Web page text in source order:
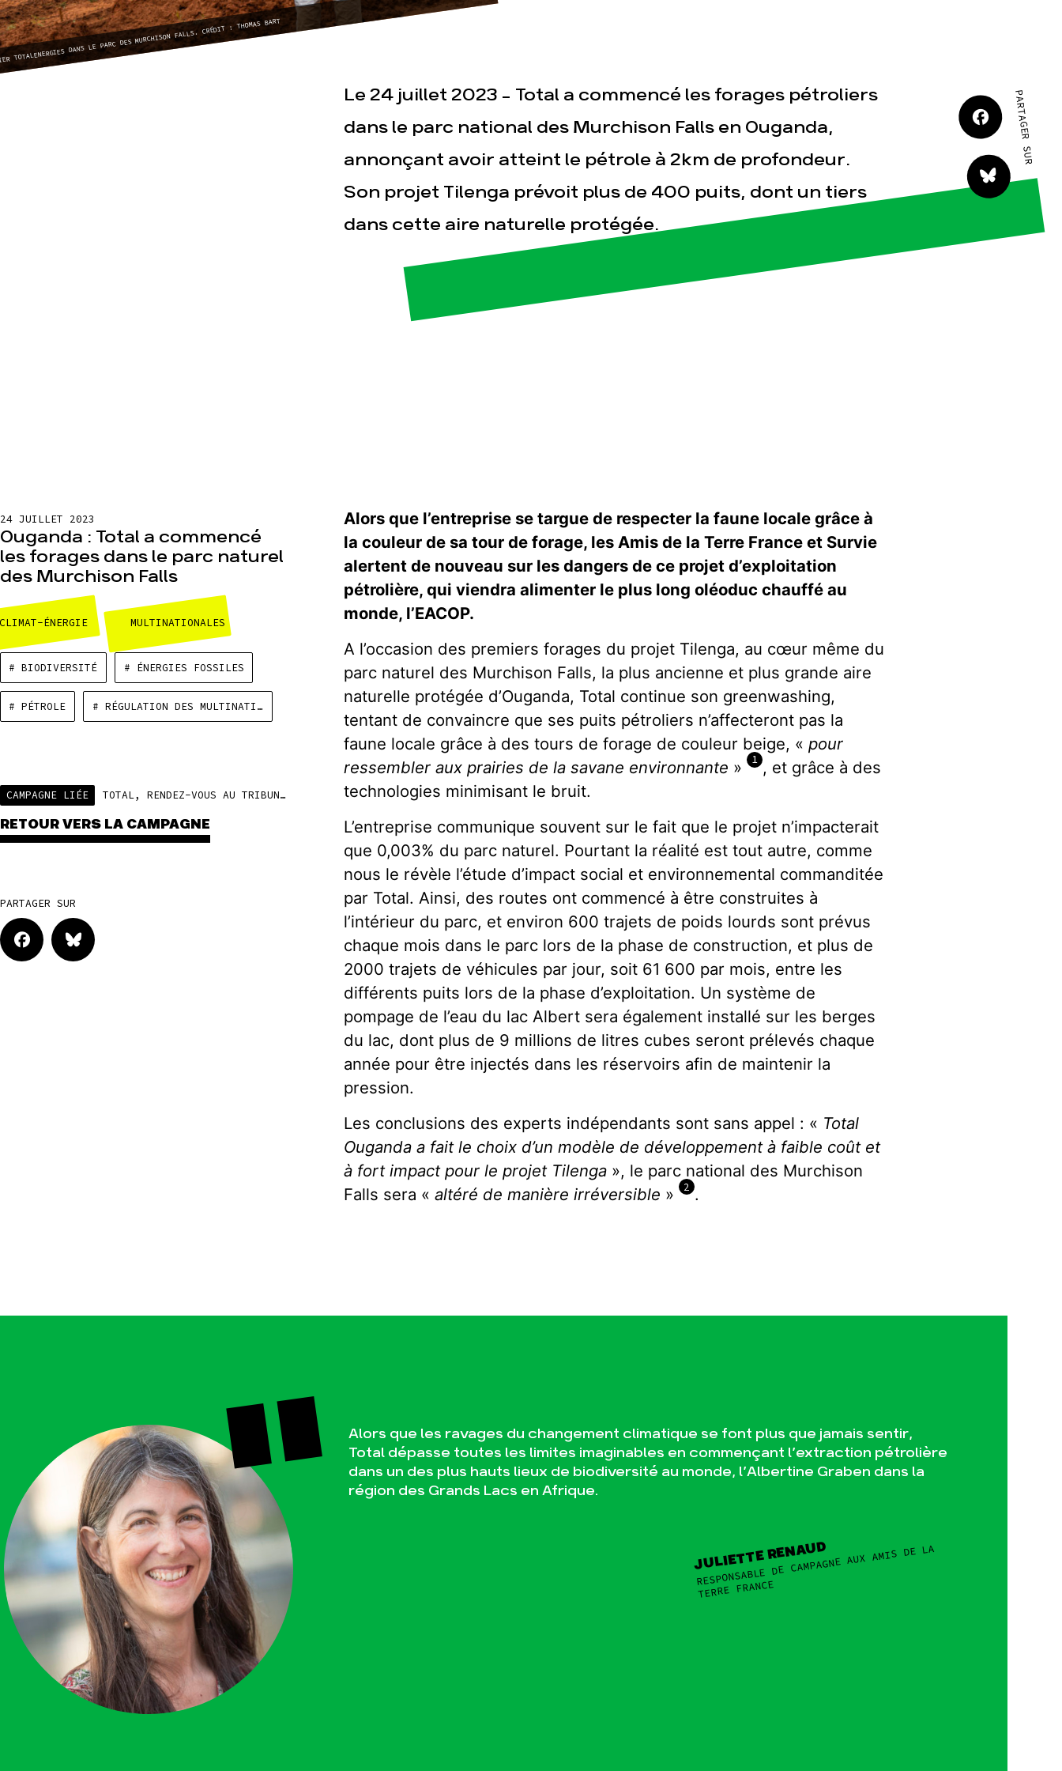
Espace presse Publications Contact
TOTALENERGIES DANS LE PARC DES MURCHISON FALLS. CRÉDIT : THOMAS BART
Le 24 juillet 2023 - Total a commencé les forages pétroliers
dans le parc national des Murchison Falls en Ouganda,
annonçant avoir atteint le pétrole à 2km de profondeur.
Son projet Tilenga prévoit plus de 400 puits, dont un tiers
dans cette aire naturelle protégée.
PARTAGER SUR
24 JUILLET 2023
Ouganda : Total a commencé
les forages dans le parc naturel
des Murchison Falls
ÉNERGIE MULTINATIONALES
# BIODIVERSITÉ # ÉNERGIES FOSSILES
# PÉTROLE # RÉGULATION DES MULTINATIONALES
CAMPAGNE LIÉE TOTAL, RENDEZ-VOUS AU TRIBUNAL
RETOUR VERS LA CAMPAGNE
PARTAGER SUR
Alors que l’entreprise se targue de respecter la faune locale grâce à
la couleur de sa tour de forage, les Amis de la Terre France et Survie
alertent de nouveau sur les dangers de ce projet d’exploitation
pétrolière, qui viendra alimenter le plus long oléoduc chauffé au
monde, l’EACOP.
A l’occasion des premiers forages du projet Tilenga, au cœur même du
parc naturel des Murchison Falls, la plus ancienne et plus grande aire
naturelle protégée d’Ouganda, Total continue son greenwashing,
tentant de convaincre que ses puits pétroliers n’affecteront pas la
faune locale grâce à des tours de forage de couleur beige, «pour
ressembler aux prairies de la savane environnante » 1 , et grâce à des
technologies minimisant le bruit.
L’entreprise communique souvent sur le fait que le projet n’impacterait
que 0,003% du parc naturel. Pourtant la réalité est tout autre, comme
nous le révèle l’étude d’impact social et environnemental commanditée
par Total. Ainsi, des routes ont commencé à être construites à
l’intérieur du parc, et environ 600 trajets de poids lourds sont prévus
chaque mois dans le parc lors de la phase de construction, et plus de
2000 trajets de véhicules par jour, soit 61 600 par mois, entre les
différents puits lors de la phase d’exploitation. Un système de
pompage de l’eau du lac Albert sera également installé sur les berges
du lac, dont plus de 9 millions de litres cubes seront prélevés chaque
année pour être injectés dans les réservoirs afin de maintenir la
pression.
Les conclusions des experts indépendants sont sans appel : « Total
Ouganda a fait le choix d’un modèle de développement à faible coût et
à fort impact pour le projet Tilenga », le parc national des Murchison
Falls sera « altéré de manière irréversible » 2 .
Alors que les ravages du changement climatique se font plus que jamais sentir,
Total dépasse toutes les limites imaginables en commençant l’extraction pétrolière
dans un des plus hauts lieux de biodiversité au monde, l’Albertine Graben dans la
région des Grands Lacs en Afrique.
JULIETTE RENAUD
RESPONSABLE DE CAMPAGNE AUX AMIS DE LA
TERRE FRANCE